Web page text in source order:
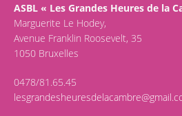
ASBL « Les Grandes Heures de la
Marguerite Le Hodey,
Avenue Franklin Roosevelt, 35
1050 Bruxelles
0478/81.65.45